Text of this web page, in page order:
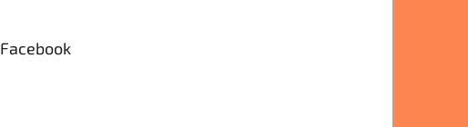
Facebook